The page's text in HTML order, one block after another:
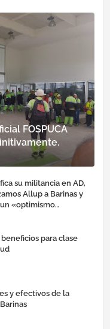
FOSPUCA
su militancia en AD,
Allup a Barinas y
«optimismo
beneficios para clase
efectivos de la